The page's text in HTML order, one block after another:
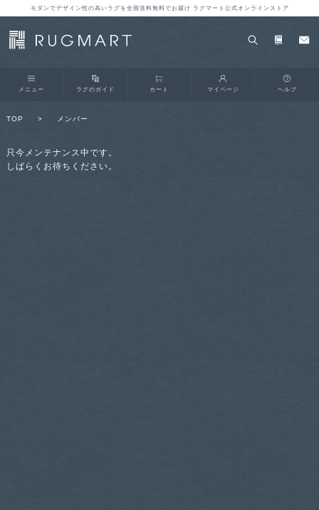
モダンでデザイン性の高いラグを全国送料無料でお届け ラグマート公式オンラインストア
メニュー ラグのガイド カート マイページ ヘルプ
TOP > メンバー
只今メンテナンス中です。
しばらくお待ちください。